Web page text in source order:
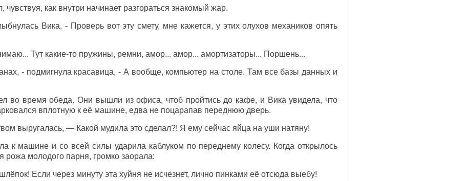
как внутри начинает разгораться знакомый жар.
Вика, - Проверь вот эту смету, мне кажется, у этих олухов механиков опять
Тут какие-то пружины, ремни, амор... амор... амортизаторы... Поршень...
- подмигнула красавица, - А вообще, компьютер на столе. Там все базы данных и
во время обеда. Они вышли из офиса, чтоб пройтись до кафе, и Вика увидела, что
вплотную к её машине, едва не поцарапав переднюю дверь.
выругалась, — Какой мудила это сделал?! Я ему сейчас яйца на уши натяну!
к машине и со всей силы ударила каблуком по переднему колесу. Когда открылось
рожа молодого парня, громко заорала:
Если через минуту эта хуйня не исчезнет, лично пинками её отсюда выебу!